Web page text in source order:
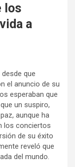
los
a
que
el anuncio de su
esperaban que
un suspiro,
aunque ha
los conciertos
de su éxito
reveló que
del mundo.